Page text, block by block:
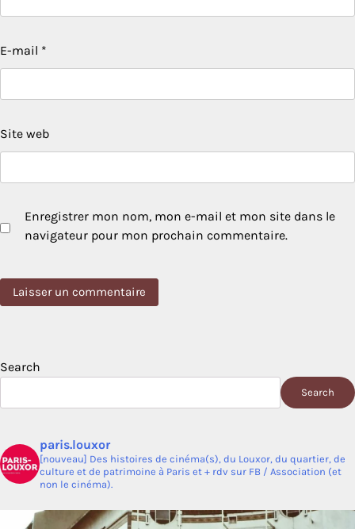
E-mail *
Site web
Enregistrer mon nom, mon e-mail et mon site dans le
navigateur pour mon prochain commentaire.
Search
Search
paris.louxor
[nouveau] Des histoires de cinéma(s), du Louxor, du quartier, de
culture et de patrimoine à Paris et + rdv sur FB / Association (et
non le cinéma).